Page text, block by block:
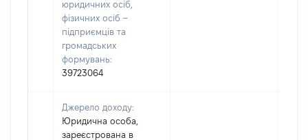
юридичних осіб,
фізичних осіб –
підприємців та
громадських
формувань:
39723064
Джерело доходу:
Юридична особа,
зареєстрована в